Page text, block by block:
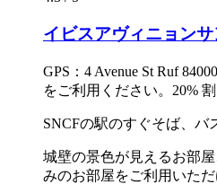
イビスアヴィニョン
GPS：4 Avenue St Ruf
をご利用ください。20% 割
SNCFの駅のすぐそば、バ
城壁の景色が見えるお部
みのお部屋をご利用いただ